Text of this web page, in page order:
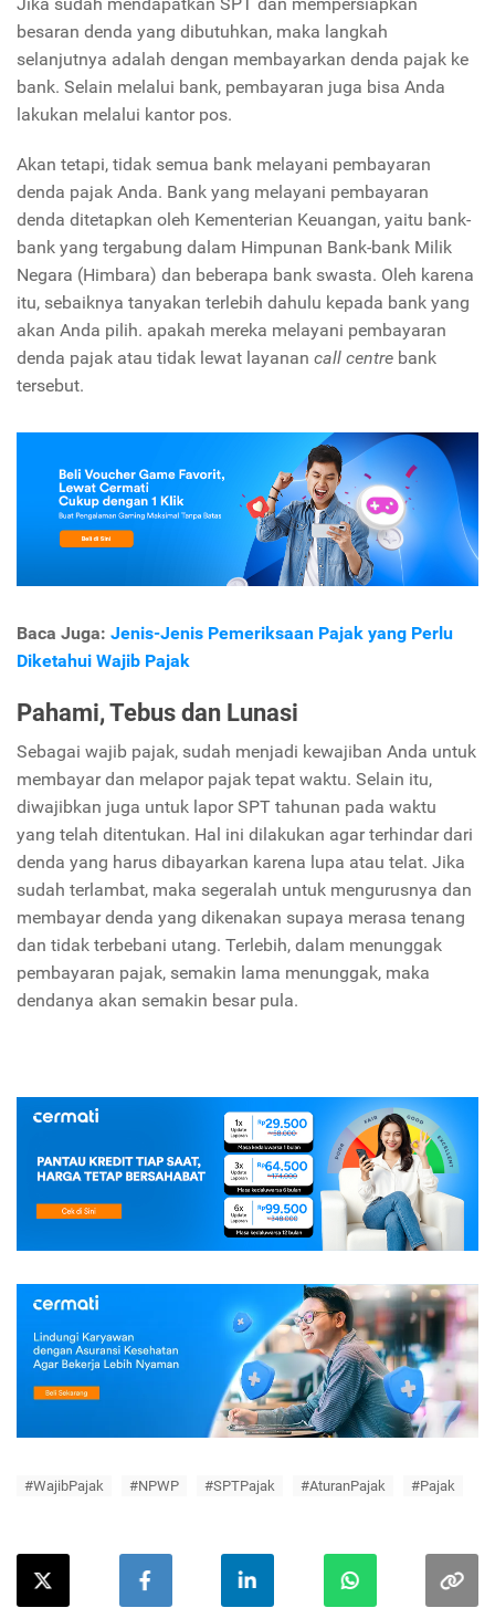
besaran denda yang dibutuhkan, maka langkah
selanjutnya adalah dengan membayarkan denda pajak ke
bank. Selain melalui bank, pembayaran juga bisa Anda
lakukan melalui kantor pos.
Akan tetapi, tidak semua bank melayani pembayaran
denda pajak Anda. Bank yang melayani pembayaran
denda ditetapkan oleh Kementerian Keuangan, yaitu bank-
bank yang tergabung dalam Himpunan Bank-bank Milik
Negara (Himbara) dan beberapa bank swasta. Oleh karena
itu, sebaiknya tanyakan terlebih dahulu kepada bank yang
akan Anda pilih. apakah mereka melayani pembayaran
denda pajak atau tidak lewat layanan call centre bank
tersebut.
Baca Juga: Jenis-Jenis Pemeriksaan Pajak yang Perlu
Diketahui Wajib Pajak
Pahami, Tebus dan Lunasi
Sebagai wajib pajak, sudah menjadi kewajiban Anda untuk
membayar dan melapor pajak tepat waktu. Selain itu,
diwajibkan juga untuk lapor SPT tahunan pada waktu
yang telah ditentukan. Hal ini dilakukan agar terhindar dari
denda yang harus dibayarkan karena lupa atau telat. Jika
sudah terlambat, maka segeralah untuk mengurusnya dan
membayar denda yang dikenakan supaya merasa tenang
dan tidak terbebani utang. Terlebih, dalam menunggak
pembayaran pajak, semakin lama menunggak, maka
dendanya akan semakin besar pula.
#WajibPajak #NPWP #SPTPajak #AturanPajak #Pajak